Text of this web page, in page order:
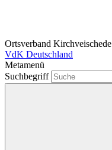
Ortsverband Kirchveischede
VdK Deutschland
Metamenü
Suchbegriff